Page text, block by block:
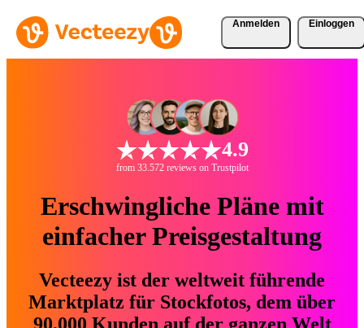
Anmelden Einloggen
4.9
from 33.572 reviews on Trustpilot
Erschwingliche Pläne mit
einfacher Preisgestaltung
Vecteezy ist der weltweit führende
Marktplatz für Stockfotos, dem über